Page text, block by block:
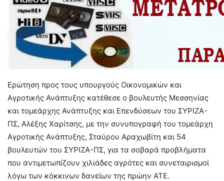
Ερώτηση προς τους υπουργούς Οικονομικών και
Αγροτικής Ανάπτυξης κατέθεσε ο βουλευτής Μεσσηνίας
και τομεάρχης Ανάπτυξης και Επενδύσεων του ΣΥΡΙΖΑ-
ΠΣ, Αλέξης Χαρίτσης, με την συνυπογραφή του τομεάρχη
Αγροτικής Ανάπτυξης, Σταύρου Αραχωβίτη και 54
βουλευτών του ΣΥΡΙΖΑ-ΠΣ, για τα σοβαρά προβλήματα
που αντιμετωπίζουν χιλιάδες αγρότες και συνεταιρισμοί
λόγω των κόκκινων δανείων της πρώην ΑΤΕ.